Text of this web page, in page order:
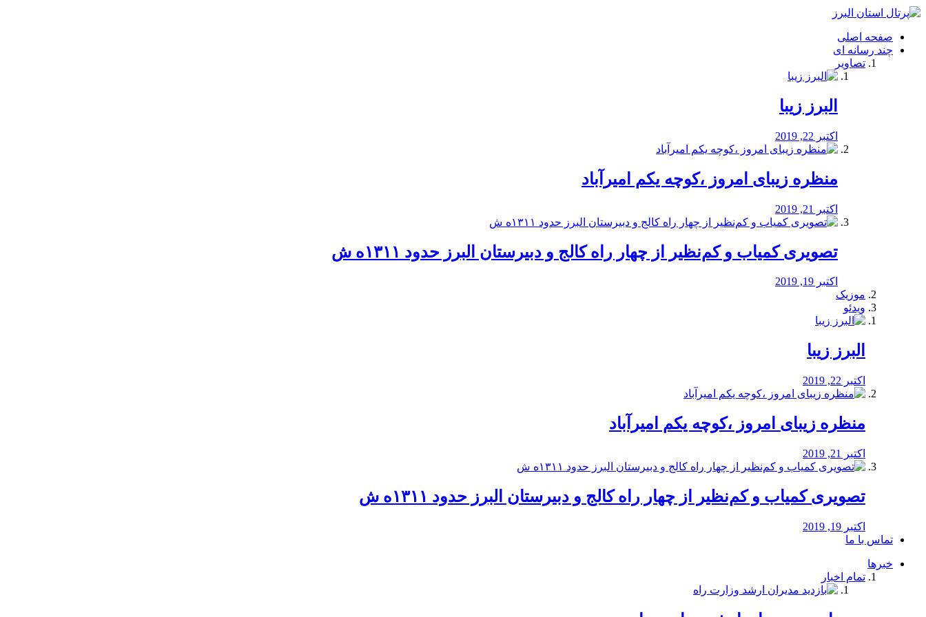
فصد
شرق
تهران
خشکشویی
صفحه اصلی
چند رسانه ای
تصاویر
البرز زیبا
اکتبر 22, 2019
منظره‌‌ زیبای امروز ،کوچه یکم امیرآباد
اکتبر 21, 2019
️تصویری کمیاب و کم‌نظیر از چهار راه كالج و دبيرستان البرز حدود ۱۳۱۱ه ش
اکتبر 19, 2019
موزیک
ویدئو
البرز زیبا
اکتبر 22, 2019
منظره‌‌ زیبای امروز ،کوچه یکم امیرآباد
اکتبر 21, 2019
️تصویری کمیاب و کم‌نظیر از چهار راه كالج و دبيرستان البرز حدود ۱۳۱۱ه ش
اکتبر 19, 2019
تماس با ما
خبرها
تمام اخبار